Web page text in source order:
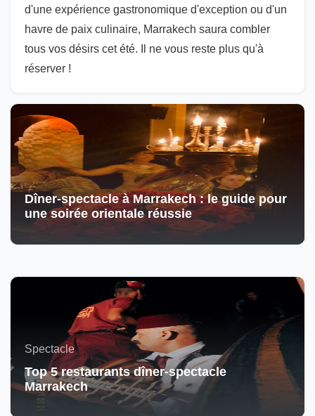
d'une expérience gastronomique d'exception ou d'un
havre de paix culinaire, Marrakech saura combler
tous vos désirs cet été. Il ne vous reste plus qu'à
réserver !
Dîner-spectacle à Marrakech : le guide pour
une soirée orientale réussie
Spectacle
Top 5 restaurants dîner-spectacle
Marrakech